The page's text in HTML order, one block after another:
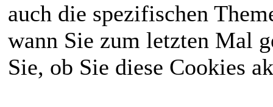
auch die spezifischen
wann Sie zum letzten Mal
Sie, ob Sie diese Cookies